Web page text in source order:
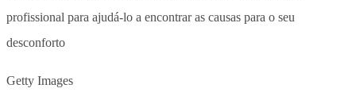
profissional para ajudá-lo a encontrar as causas para o seu
desconforto
Getty Images